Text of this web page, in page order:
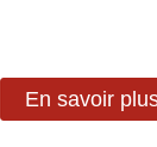
En savoir